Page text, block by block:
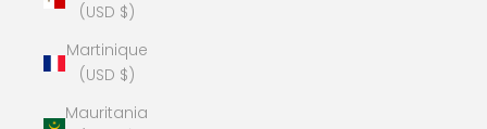
(USD $)
Martinique
(USD $)
Mauritania